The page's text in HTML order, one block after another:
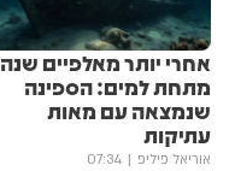
אחרי יותר מאלפיים שנה
מתחת למים: הספינה
שנמצאה עם מאות
עתיקות
אוריאל פיליפ 07:34